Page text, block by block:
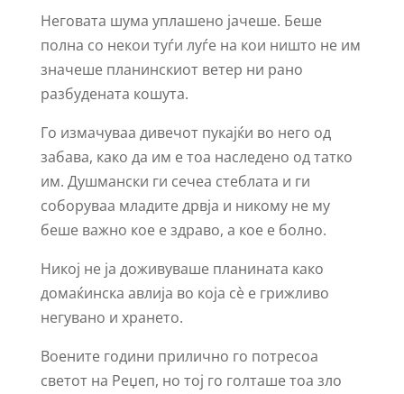
Неговата шума уплашено јачеше. Беше
полна со некои туѓи луѓе на кои ништо не им
значеше планинскиот ветер ни рано
разбудената кошута.
Го измачуваа дивечот пукајќи во него од
забава, како да им е тоа наследено од татко
им. Душмански ги сечеа стеблата и ги
соборуваа младите дрвја и никому не му
беше важно кое е здраво, а кое е болно.
Никој не ја доживуваше планината како
домаќинска авлија во која сè е грижливо
негувано и хрането.
Воените години прилично го потресоа
светот на Реџеп, но тој го голташе тоа зло